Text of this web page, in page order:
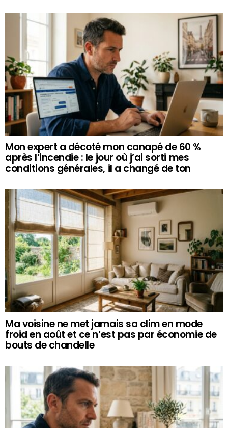
Mon expert a décoté mon canapé de 60 %
après l’incendie : le jour où j’ai sorti mes
conditions générales, il a changé de ton
Ma voisine ne met jamais sa clim en mode
froid en août et ce n’est pas par économie de
bouts de chandelle